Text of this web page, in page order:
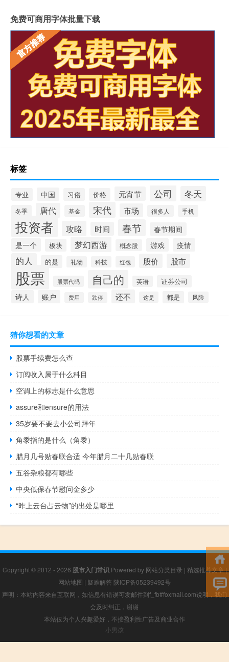
免费可商用字体批量下载
标签
专业 中国 习俗 价格 元宵节 公司 冬天
冬季 唐代 基金 宋代 市场 很多人 手机
投资者 攻略 时间 春节
春节期间
是一个
板块 梦幻西游 概念股 游戏 疫情
的人 的是 礼物 科技 红包 股价 股市
股票 股票代码 自己的 英语 证券公司
诗人 账户 费用 跌停 还不 这是 都是 风险
猜你想看的文章
股票手续费怎么查
订阅收入属于什么科目
空调上的标志是什么意思
assure和ensure的用法
35岁要不要去小公司拜年
角黍指的是什么（角黍）
腊月几号贴春联合适 今年腊月二十几贴春联
五谷杂粮都有哪些
中央低保春节慰问金多少
“昨上云台占云物”的出处是哪里
Copyright © 2012 - 2026 股市入门常识Powered by 网站分类目录 | 精选推荐文章|
网站地图 | 疑难解答 陕ICP备05239492号
声明：本站内容来自互联网，如信息有错误可发邮件到f_fb#foxmail.com说明，我们
会及时纠正，谢谢
本站仅为个人兴趣爱好，不接盈利性广告及商业合作
小男孩